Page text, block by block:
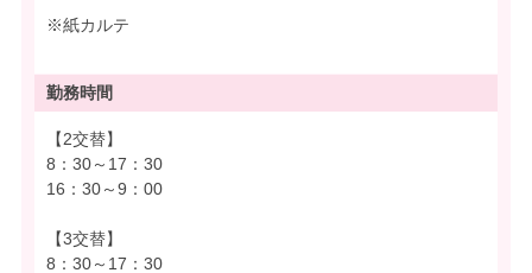
※紙カルテ
勤務時間
【2交替】
8：30～17：30
16：30～9：00
【3交替】
8：30～17：30